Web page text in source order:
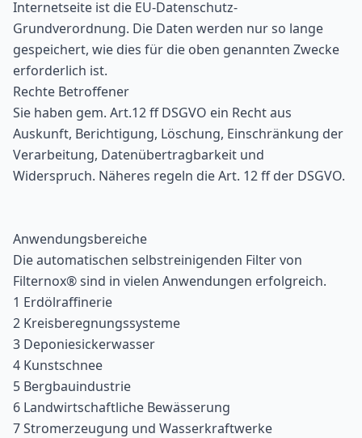
Internetseite ist die EU-Datenschutz-
Grundverordnung. Die Daten werden nur so lange
gespeichert, wie dies für die oben genannten Zwecke
erforderlich ist.
Rechte Betroffener
Sie haben gem. Art.12 ff DSGVO ein Recht aus
Auskunft, Berichtigung, Löschung, Einschränkung der
Verarbeitung, Datenübertragbarkeit und
Widerspruch. Näheres regeln die Art. 12 ff der DSGVO.
Anwendungsbereiche
Die automatischen selbstreinigenden Filter von
Filternox® sind in vielen Anwendungen erfolgreich.
1 Erdölraffinerie
2 Kreisberegnungssysteme
3 Deponiesickerwasser
4 Kunstschnee
5 Bergbauindustrie
6 Landwirtschaftliche Bewässerung
7 Stromerzeugung und Wasserkraftwerke